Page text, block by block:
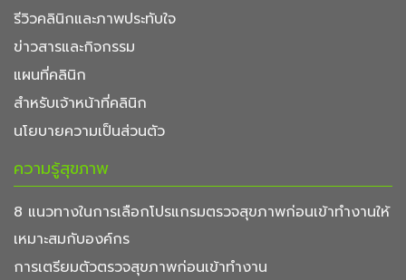
รีวิวคลินิกและภาพประทับใจ
ข่าวสารและกิจกรรม
แผนที่คลินิก
สำหรับเจ้าหน้าที่คลินิก
นโยบายความเป็นส่วนตัว
ความรู้สุขภาพ
8 แนวทางในการเลือกโปรแกรมตรวจสุขภาพก่อนเข้าทำงานให้
เหมาะสมกับองค์กร
การเตรียมตัวตรวจสุขภาพก่อนเข้าทำงาน